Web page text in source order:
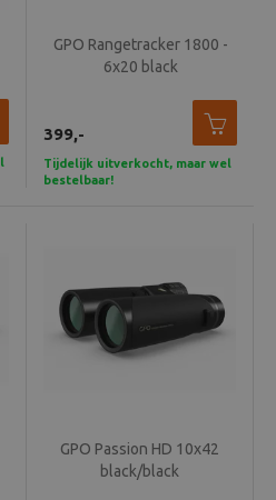
GPO Rangetracker 1800 -
6x20 black
399,-
Tijdelijk uitverkocht, maar wel
bestelbaar!
GPO Passion HD 10x42
black/black